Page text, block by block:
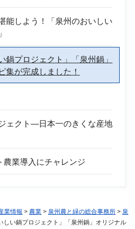
能しよう！「泉州のおいしい
鍋プロジェクト」「泉州鍋」
集が完成しました！
ェクト―日本一のきくな産地
農業導入にチャレンジ
業情報 > 農業 > 泉州農と緑の総合事務所 > 泉
しい鍋プロジェクト」「泉州鍋」オリジナル